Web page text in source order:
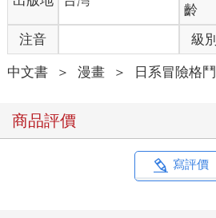
齡
注音 級別
中文書 ＞ 漫畫 ＞ 日系冒險格鬥
商品評價
寫評價